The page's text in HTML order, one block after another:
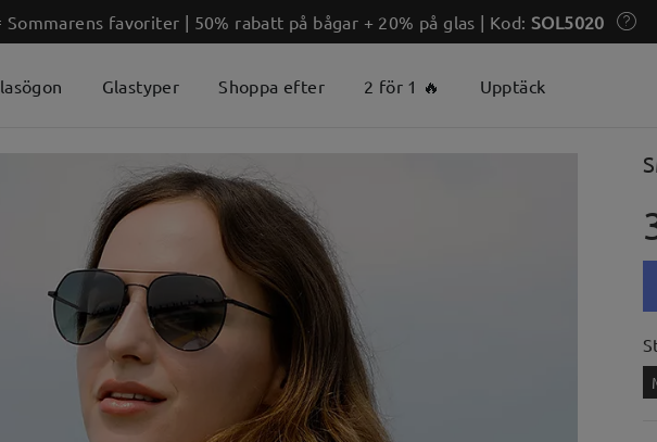
Sommarens favoriter | 50% rabatt på bågar + 20% på glas | Kod:SOL5020
Glastyper Shoppa efter 2 för 1 🔥 Upptäck